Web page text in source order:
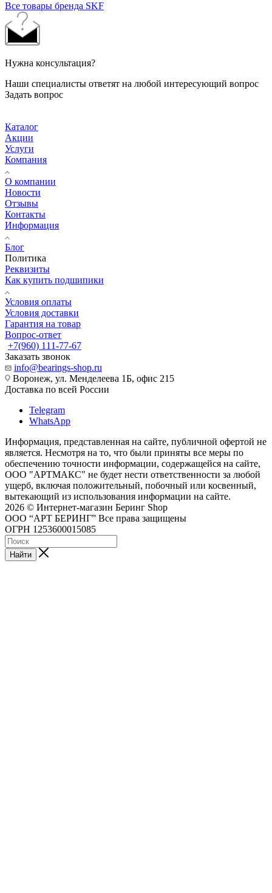
Все товары бренда SKF
Нужна консультация?
Наши специалисты ответят на любой интересующий вопрос
Задать вопрос
Каталог
Акции
Услуги
Компания
О компании
Новости
Отзывы
Контакты
Информация
Блог
Политика
Реквизиты
Как купить подшипики
Условия оплаты
Условия доставки
Гарантия на товар
Вопрос-ответ
+7(960) 111-77-67
Заказать звонок
info@bearings-shop.ru
Воронеж, ул. Менделеева 1Б, офис 215
Доставка по всей России
Telegram
WhatsApp
Информация, представленная на сайте, публичной офертой не
является. Несмотря на то, что были приняты все меры по
обеспечению точности информации, содержащейся на сайте,
ООО "АРТМАКС" не будет нести ответственности за любой
ущерб, включая положительный, побочный или косвенный,
вытекающий из использования информации на сайте.
2026 © Интернет-магазин Беринг Shop
ООО “АРТ БЕРИНГ” Все права защищены
ОГРН 1253600015085
Найти